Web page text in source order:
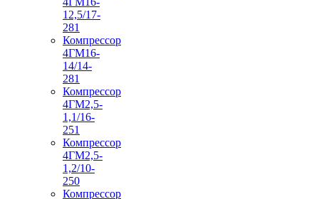
12,5/17-
281
Компрессор
4ГМ16-
14/14-
281
Компрессор
4ГМ2,5-
1,1/16-
251
Компрессор
4ГМ2,5-
1,2/10-
250
Компрессор